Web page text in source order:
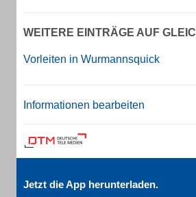
WEITERE EINTRÄGE AUF
Vorleiten in Wurmannsquick
Informationen bearbeiten
Jetzt die App herunterladen.